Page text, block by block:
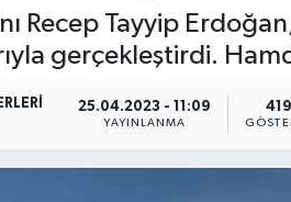
Recep Tayyip
gerçekleştirdi.
25.04.2023 - 11:09
YAYINLANMA
419